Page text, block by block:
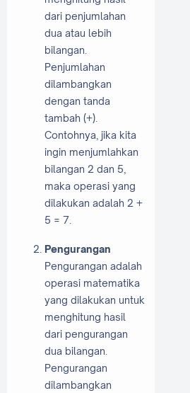
dari penjumlahan
dua atau lebih
bilangan.
Penjumlahan
dilambangkan
dengan tanda
tambah (+).
Contohnya, jika kita
ingin menjumlahkan
bilangan 2 dan 5,
maka operasi yang
dilakukan adalah 2 +
5 = 7.
Pengurangan
Pengurangan adalah
operasi matematika
yang dilakukan untuk
menghitung hasil
dari pengurangan
dua bilangan.
Pengurangan
dilambangkan